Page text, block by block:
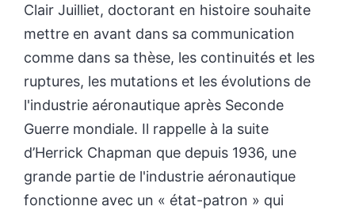
Clair Juilliet, doctorant en histoire souhaite
mettre en avant dans sa communication
comme dans sa thèse, les continuités et les
ruptures, les mutations et les évolutions de
l'industrie aéronautique après Seconde
Guerre mondiale. Il rappelle à la suite
d’Herrick Chapman que depuis 1936, une
grande partie de l'industrie aéronautique
fonctionne avec un « état-patron » qui